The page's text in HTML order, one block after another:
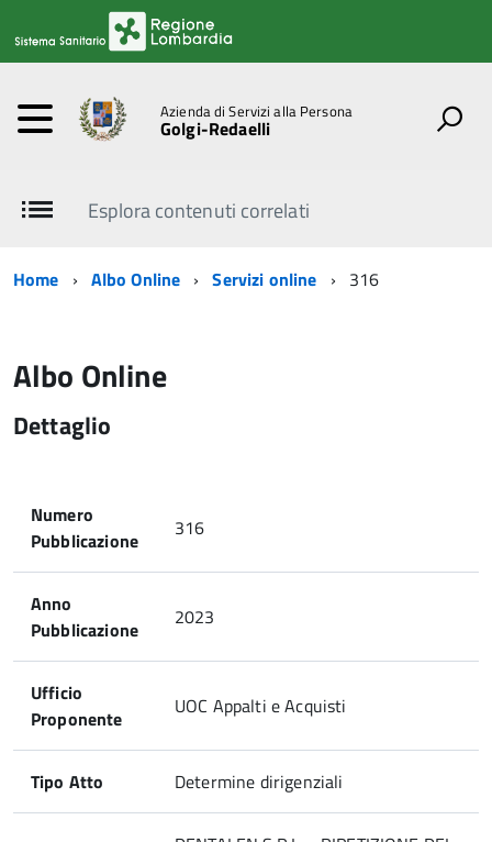
Azienda di Servizi alla Persona
Golgi-Redaelli
Esplora contenuti correlati
Home Albo Online Servizi online 316
Albo Online
Dettaglio
Numero
Pubblicazione
316
Anno
Pubblicazione
2023
Ufficio
Proponente
UOC Appalti e Acquisti
Tipo Atto Determine dirigenziali